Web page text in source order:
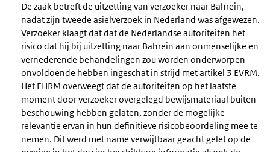
De zaak betreft de uitzetting van verzoeker naar Bahrein,
nadat zijn tweede asielverzoek in Nederland was afgewezen.
Verzoeker klaagt dat dat de Nederlandse autoriteiten het
risico dat hij bij uitzetting naar Bahrein aan onmenselijke en
vernederende behandelingen zou worden onderworpen
onvoldoende hebben ingeschat in strijd met artikel 3 EVRM.
Het EHRM overweegt dat de autoriteiten op het laatste
moment door verzoeker overgelegd bewijsmateriaal buiten
beschouwing hebben gelaten, zonder de mogelijke
relevantie ervan in hun definitieve risicobeoordeling mee te
nemen. Dit werd met name verwijtbaar geacht gelet op de